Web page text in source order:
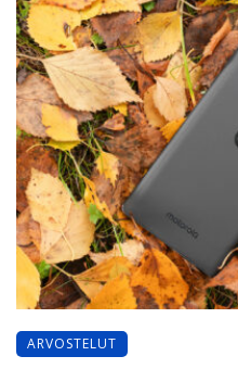
ARVOSTELUT